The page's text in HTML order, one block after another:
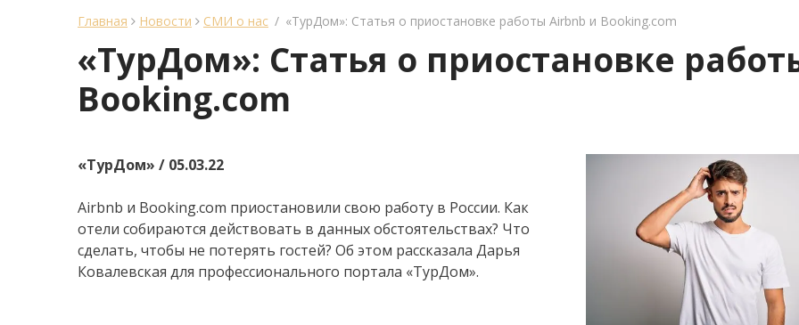
Главная Новости СМИ о нас / «ТурДом»: Статья о приостановке работы Airbnb и Booking.com
«ТурДом»: Статья о приостановке
Booking.com
«ТурДом» / 05.03.22
Airbnb и Booking.com приостановили свою работу в России. Как
отели собираются действовать в данных обстоятельствах? Что
сделать, чтобы не потерять гостей? Об этом рассказала Дарья
Ковалевская для профессионального портала «ТурДом».